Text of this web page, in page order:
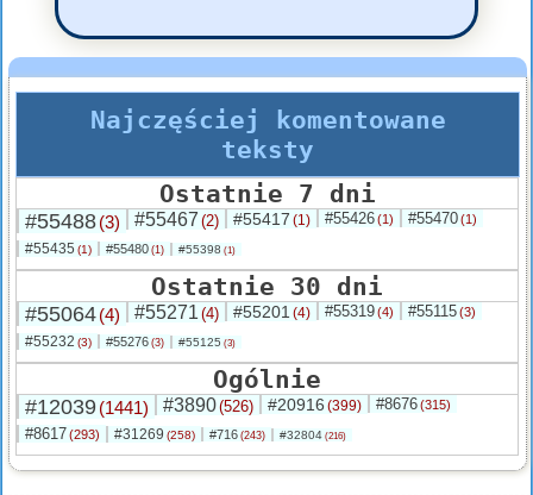
Najczęściej komentowane
teksty
Ostatnie 7 dni
#55488(3) #55467 (2) #55417 (1) #55426(1) #55470(1)
#55435 (1) #55480 (1) #55398 (1)
Ostatnie 30 dni
#55064(4) #55271 (4) #55201 (4) #55319(4) #55115(3)
#55232 (3) #55276 (3) #55125 (3)
Ogólnie
#12039(1441) #3890(526) #20916 (399) #8676(315)
#8617(293) #31269 (258) #716 (243) #32804 (216)